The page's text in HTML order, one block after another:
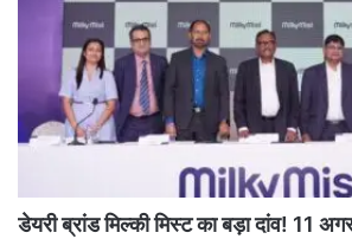
डेयरी ब्रांड मिल्की मिस्ट का बड़ा दांव! 11